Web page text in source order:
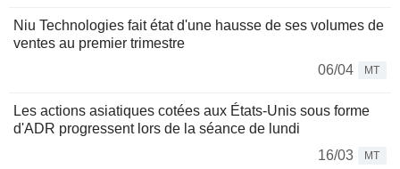
Niu Technologies fait état d'une hausse de ses volumes de
ventes au premier trimestre
06/04
MT
Les actions asiatiques cotées aux États-Unis sous forme
d'ADR progressent lors de la séance de lundi
16/03
MT